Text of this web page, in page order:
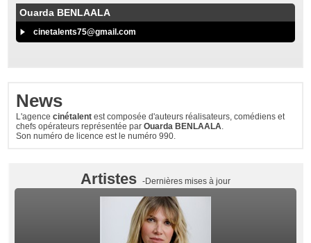
News
L'agencecinétalent est composée d'auteurs réalisateurs, comédiens et
chefs opérateurs représentée parOuarda BENLAALA.
Son numéro de licence est le numéro 990.
Ouarda BENLAALA
cinetalents75@gmail.com
Artistes -Dernières mises à jour